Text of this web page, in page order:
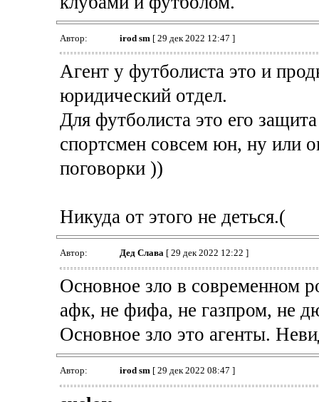
Автор: irod sm [ 29 дек 2022 12:47 ]
Агент у футболиста это и
юридический отдел.
Для футболиста это его
спортсмен совсем юн, ну или
поговорки ))
Никуда от этого не деться.(
Автор: Дед Слава[ 29 дек 2022 12:22 ]
Основное зло в современном
афк, не фифа, не газпром, не
Основное зло это агенты.
Автор: irod sm[ 29 дек 2022 08:47 ]